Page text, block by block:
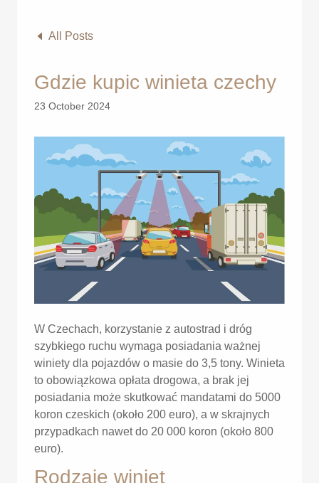
All Posts
Gdzie kupic winieta czechy
23 October 2024
W Czechach, korzystanie z autostrad i dróg
szybkiego ruchu wymaga posiadania ważnej
winiety dla pojazdów o masie do 3,5 tony. Winieta
to obowiązkowa opłata drogowa, a brak jej
posiadania może skutkować mandatami do 5000
koron czeskich (około 200 euro), a w skrajnych
przypadkach nawet do 20 000 koron (około 800
euro).
Rodzaje winiet